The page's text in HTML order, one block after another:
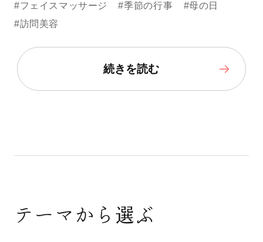
#フェイスマッサージ
#季節の行事
#母の日
#訪問美容
続きを読む
テーマから選ぶ